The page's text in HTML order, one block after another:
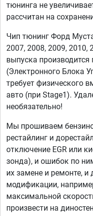
тюнинга не
рассчитан на
Чип тюнинг Форд
2007, 2008, 2009, 2010,
выпуска
(Электронного Блока
требует физического
авто (при Stage1).
необязательно!
Мы прошиваем
рестайлинг и
отключение EGR или
зонда), и ошибок по
их замене и ремонте, и
модификации,
максимальной
произвести на